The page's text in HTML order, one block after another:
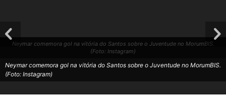
Neymar comemora gol na vitória do Santos sobre o Juventude no MorumBIS.
(Foto: Instagram)
Neymar comemora gol na vitória do Santos sobre o Juventude no MorumBIS.
(Foto: Instagram)